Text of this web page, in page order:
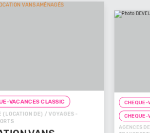
VACANCES CLASSIC
VACANCES CONNECT
DE VOYAGES / VOYAGES -